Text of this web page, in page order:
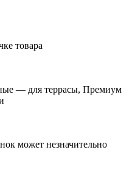
товара
— для террасы, Премиум
может незначительно